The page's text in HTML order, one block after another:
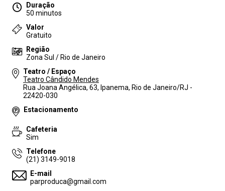
Duração
50 minutos
Valor
Gratuito
Região
Zona Sul / Rio de Janeiro
Teatro / Espaço
Teatro Cândido Mendes
Rua Joana Angélica, 63, Ipanema, Rio de Janeiro/RJ -
22420-030
Estacionamento
Cafeteria
Sim
Telefone
(21) 3149-9018
E-mail
parproduca@gmail.com